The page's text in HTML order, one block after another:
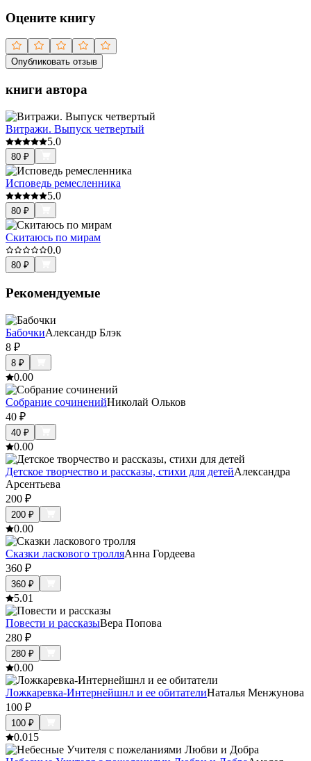
Оцените книгу
Опубликовать отзыв
книги автора
Витражи. Выпуск четвертый
5.0
80 ₽
Исповедь ремесленника
5.0
80 ₽
Скитаюсь по мирам
0.0
80 ₽
Рекомендуемые
БабочкиАлександр Блэк
8 ₽
8 ₽
0.00
Собрание сочиненийНиколай Ольков
40 ₽
40 ₽
0.00
Детское творчество и рассказы, стихи для детейАлександра
Арсентьева
200 ₽
200 ₽
0.00
Сказки ласкового тролляАнна Гордеева
360 ₽
360 ₽
5.01
Повести и рассказыВера Попова
280 ₽
280 ₽
0.00
Ложкаревка-Интернейшнл и ее обитателиНаталья Менжунова
100 ₽
100 ₽
0.015